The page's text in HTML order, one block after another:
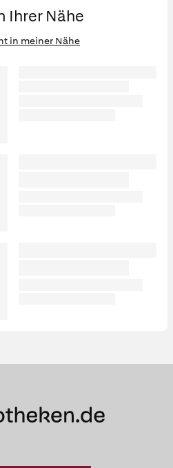
Ihrer Nähe
in meiner Nähe